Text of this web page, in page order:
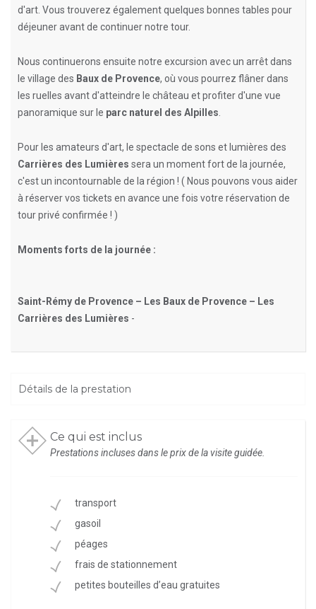
d'art. Vous trouverez également quelques bonnes tables pour
déjeuner avant de continuer notre tour.
Nous continuerons ensuite notre excursion avec un arrêt dans
le village des Baux de Provence, où vous pourrez flâner dans
les ruelles avant d'atteindre le château et profiter d'une vue
panoramique sur le parc naturel des Alpilles
Pour les amateurs d'art, le spectacle de sons et lumières des
Carrières des Lumières sera un moment fort de la journée,
c'est un incontournable de la région ! ( Nous pouvons vous aider
à réserver vos tickets en avance une fois votre réservation de
tour privé confirmée ! )
Moments forts de la journée :
Saint-Rémy de Provence – Les Baux de Provence – Les
Carrières des Lumières -
Détails de la prestation
Ce qui est inclus
Prestations incluses dans le prix de la visite guidée.
transport
gasoil
péages
frais de stationnement
petites bouteilles d’eau gratuites